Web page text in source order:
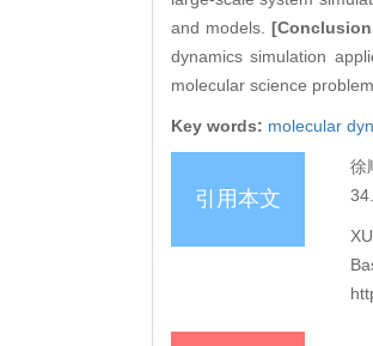
and models.
dynamics simulation
molecular science
Key words: molecular
引用本文
徐
34.